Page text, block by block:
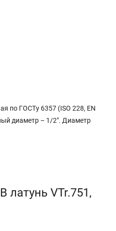
по ГОСТу 6357 (ISO 228, EN
диаметр – 1/2". Диаметр
латунь VTr.751,